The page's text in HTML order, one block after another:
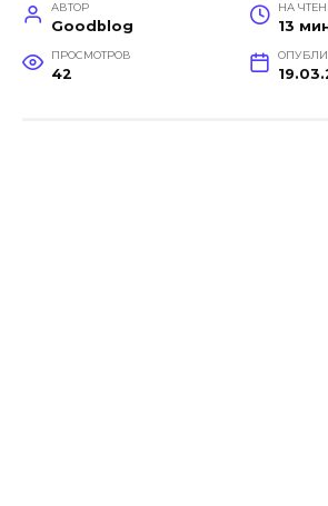
АВТОР
Goodblog
НА
13
ПРОСМОТРОВ
42